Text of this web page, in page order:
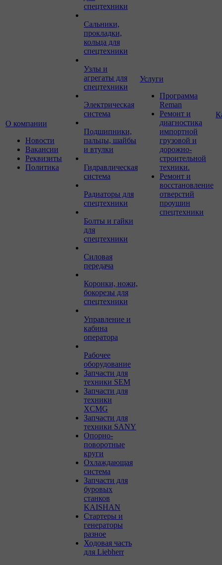
О компании
Новости
Вакансии
Реквизиты
Политика
спецтехники
Сальники,
прокладки,
кольца для
спецтехники
Узлы и
агрегаты для
спецтехники
Электрическая
система
Подшипники,
пальцы, шайбы
и втулки
Гидравлическая
система
Радиаторы для
спецтехники
Болты и гайки
для
спецтехники
Силовая
передача
Коронки, ножи,
бокорезы для
спецтехники
Управление и
кабина
оператора
Рабочее
оборудование
Запчасти для
техники SEM
Запчасти для
техники
XCMG
Запчасти для
техники SANY
Опорно-
поворотные
круги
Охлаждающая
система
Запчасти для
буровых
станков
KAISHAN
Стартеры и
генераторы
разное
Ходовая часть
для Liebherr
Услуги
Программа
Reman
Ремонт и
диагностика
импортной
грузовой и
дорожно-
строительной
техники.
Ремонт и
восстановление
отверстий
проушин
спецтехники